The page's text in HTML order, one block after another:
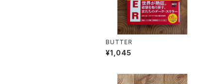
BUTTER
¥1,045